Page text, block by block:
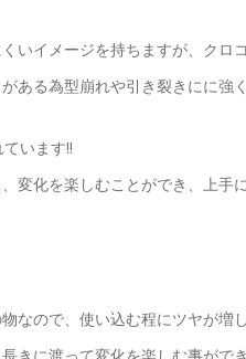
いイメージを持ちますが、クロ
ある為型崩れや引き裂きにに強
います‼︎
変化を楽しむことができ、上手
なので、使い込む程にツヤが増し